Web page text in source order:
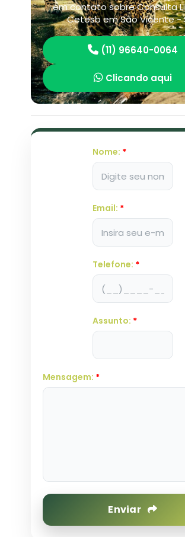
em contato sobre Consulta
Cetesb em São Vicente -
(11) 96640-0064
Clicando aqui
Nome: *
Email: *
Telefone: *
Assunto: *
Mensagem: *
Enviar